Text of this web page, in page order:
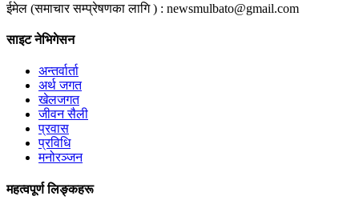
ईमेल (समाचार सम्प्रेषणका लागि ) : newsmulbato@gmail.com
साइट नेभिगेसन
अन्तर्वार्ता
अर्थ जगत
खेलजगत
जीवन सैली
प्रवास
प्रविधि
मनोरञ्जन
महत्वपूर्ण लिङ्कहरू